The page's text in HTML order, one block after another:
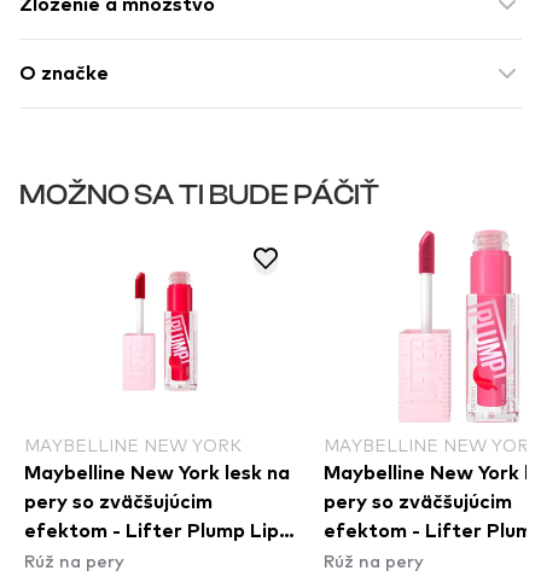
Zloženie a množstvo
O značke
MOŽNO SA TI BUDE PÁČIŤ
MAYBELLINE NEW YORK
Maybelline New York lesk na
pery so zväčšujúcim
efektom - Lifter Plump Lip
Gloss - 004 Red Flag
Rúž na pery
MAYBELLINE NEW YORK
Maybelline New York
pery so zväčšujúcim
efektom - Lifter
Gloss - 003 Pink Sting
Rúž na pery